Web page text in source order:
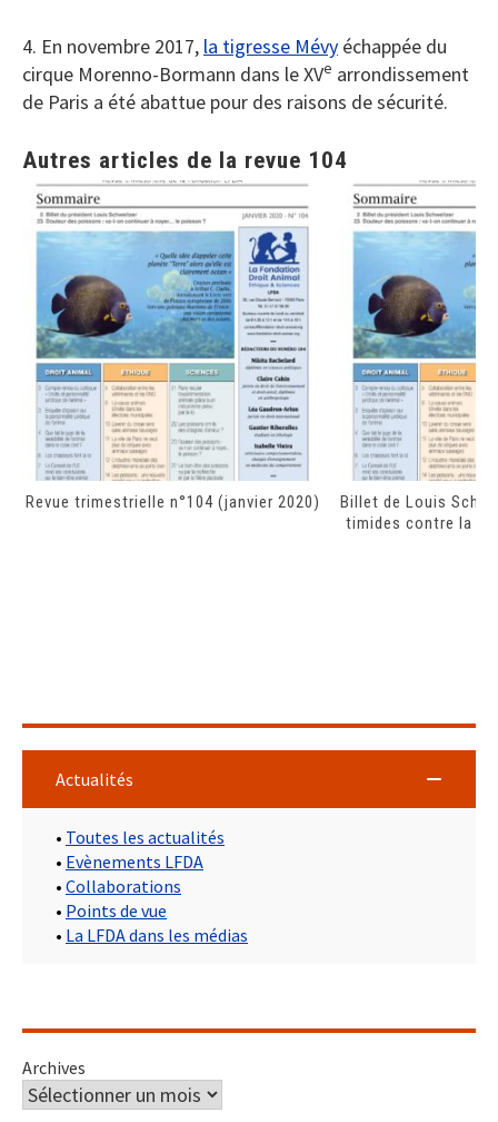
4. En novembre 2017, la tigresse Mévy échappée du
cirque Morenno-Bormann dans le XVe arrondissement
de Paris a été abattue pour des raisons de sécurité.
Autres articles de la revue 104
Revue trimestrielle n°104 (janvier 2020)
Billet de Louis
timides contre la
Actualités
• Toutes les actualités
• Evènements LFDA
• Collaborations
• Points de vue
• La LFDA dans les médias
Archives